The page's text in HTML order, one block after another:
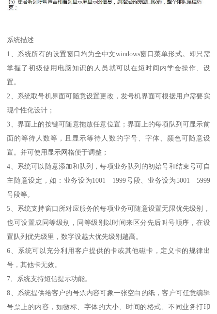
系统描述
1、系统所有的设置窗口均为全中文windows窗口菜单形式。即只需
掌握了初级使用电脑知识的人员就可以在短时间内学会操作、设
置。
2、系统取号机界面可随意设置更改，发号机界面可根据用户需要实
现个性化设计；
3、界面上的按键可随意拖放任意位置；界面上的每项队列可显示前
面的等待人数等，且显示等待人数的字号、字体、颜色可随意设
置。并可使用显示网格便于调整；
4、系统可以随意添加和队列，每项业务队列的初始号和结束号可自
主随意设定，如：业务设为1001—1999号段、业务设为5001—5999
号段等。
5、系统支持窗口所对应服务的每项业务可随意设置无限优先级别，
也可设置成同等级别，同等级别以时间来区分先后叫号顺序，在设
置队列优先级里，数字设越大优先级别越高。
6、系统可以充分利用客户提供的卡或其他磁卡，定义卡的规律出
号，其他卡无效。
7、系统支持短信提示功能。
8、系统提供给客户的号票内容可象一张空白的纸，客户可任意编辑
号票上的内容，如徽标、字体的大小、时间的格式、不同业务打印